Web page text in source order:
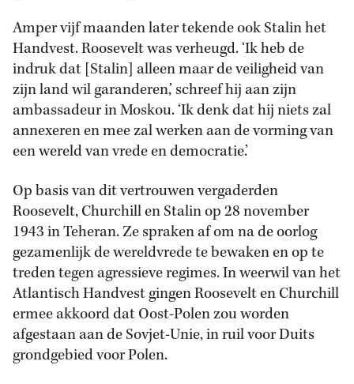
Amper vijf maanden later tekende ook Stalin het
Handvest. Roosevelt was verheugd. ‘Ik heb de
indruk dat [Stalin] alleen maar de veiligheid van
zijn land wil garanderen,’ schreef hij aan zijn
ambassadeur in Moskou. ‘Ik denk dat hij niets zal
annexeren en mee zal werken aan de vorming van
een wereld van vrede en democratie.’
Op basis van dit vertrouwen vergaderden
Roosevelt, Churchill en Stalin op 28 november
1943 in Teheran. Ze spraken af om na de oorlog
gezamenlijk de wereldvrede te bewaken en op te
treden tegen agressieve regimes. In weerwil van het
Atlantisch Handvest gingen Roosevelt en Churchill
ermee akkoord dat Oost-Polen zou worden
afgestaan aan de Sovjet-Unie, in ruil voor Duits
grondgebied voor Polen.